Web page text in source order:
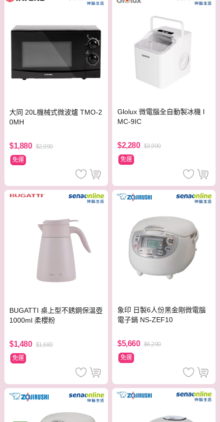
大同 20L機械式微波爐 TMO-2
0MH
$1,880 $2,990
免運
Glolux 微電腦全自動製冰機 I
MC-9IC
$2,280 $3,990
免運
BUGATTI 桌上型不銹鋼保溫壺
1000ml 柔櫻粉
$1,480 $1,680
免運
象印 日製6人份黑金剛微電腦
電子鍋 NS-ZEF10
$5,660 $6,290
免運